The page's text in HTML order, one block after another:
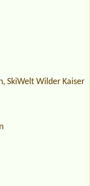
SkiWelt Wilder Kaiser